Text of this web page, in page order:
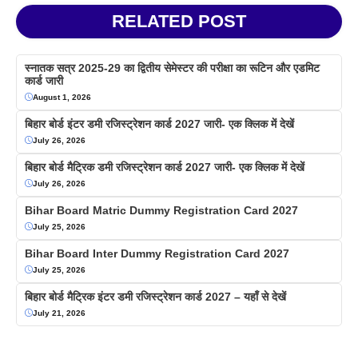
RELATED POST
स्नातक सत्र 2025-29 का द्वितीय सेमेस्टर की परीक्षा का रूटिन और एडमिट
कार्ड जारी
August 1, 2026
बिहार बोर्ड इंटर डमी रजिस्ट्रेशन कार्ड 2027 जारी- एक क्लिक में देखें
July 26, 2026
बिहार बोर्ड मैट्रिक डमी रजिस्ट्रेशन कार्ड 2027 जारी- एक क्लिक में देखें
July 26, 2026
Bihar Board Matric Dummy Registration Card 2027
July 25, 2026
Bihar Board Inter Dummy Registration Card 2027
July 25, 2026
बिहार बोर्ड मैट्रिक इंटर डमी रजिस्ट्रेशन कार्ड 2027 – यहाँ से देखें
July 21, 2026